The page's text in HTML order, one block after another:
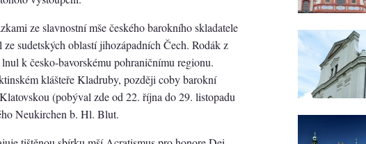
ze slavnostní mše českého barokního skladatele
ze sudetských oblastí jihozápadních Čech. Rodák z
k česko-bavorskému pohraničnímu regionu.
klášteře Kladruby, později coby barokní
(pobýval zde od 22. října do 29. listopadu
Neukirchen b. Hl. Blut.